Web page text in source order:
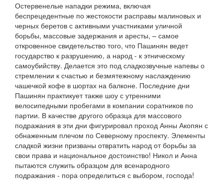
Остервенелые нападки режима, включая
беспрецедентные по жестокости расправы малиновых и
черных беретов с активными участниками уличной
борьбы, массовые задержания и аресты, – самое
откровенное свидетельство того, что Пашинян ведет
государство к разрушению, а народ - к этническому
самоубийству. Делается это под сладкозвучные напевы о
стремлении к счастью и безмятежному наслаждению
чашечкой кофе в шортах на балконе. Последние дни
Пашинян практикует также шоу с утренними
велосипедными пробегами в компании соратников по
партии. В качестве другого образца для массового
подражания в эти дни фигурировал проход Анны Акопян с
обнаженным плечом по Северному проспекту. Элементы
сладкой жизни призваны отвратить народ от борьбы за
свои права и национальное достоинство! Никол и Анна
пытаются служить образцом для всенародного
подражания - пора определиться с выбором, господа!